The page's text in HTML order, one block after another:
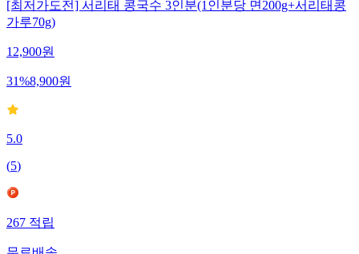
[최저가도전] 서리태 콩국수 3인분(1인분당 면200g+서리태콩
가루70g)
12,900원
31%8,900원
5.0
(5)
267적립